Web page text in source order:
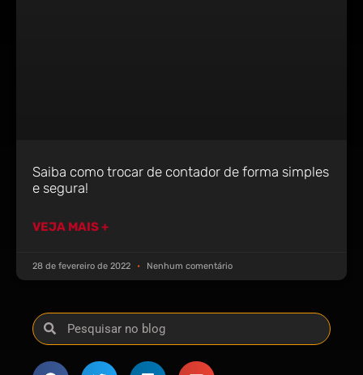
Saiba como trocar de contador de forma simples
e segura!
VEJA MAIS +
28 de fevereiro de 2022 Nenhum comentário